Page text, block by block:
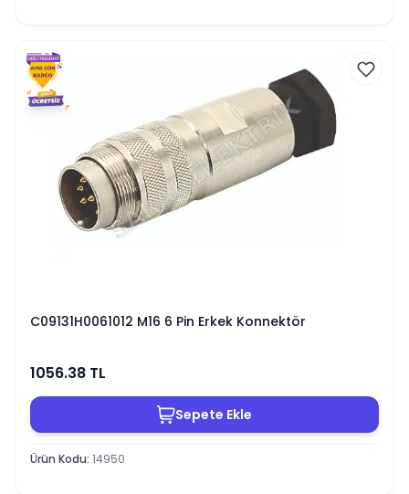
C09131H0061012 M16 6 Pin Erkek Konnektör
1056.38 TL
Sepete Ekle
Ürün Kodu: 14950